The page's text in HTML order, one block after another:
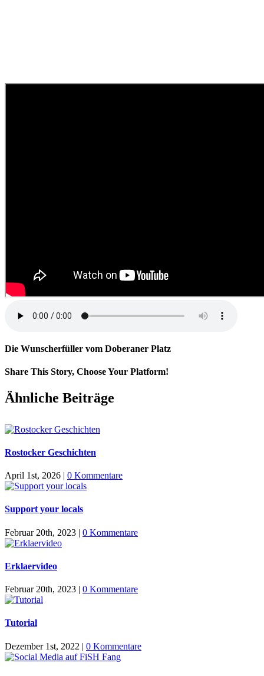
Die Wunscherfüller vom Doberaner Platz
Share This Story, Choose Your Platform!
Facebook
X
E-
Mail
Ähnliche Beiträge
Rostocker Geschichten
April 1st, 2026 | 0 Kommentare
Support your locals
Februar 20th, 2023 | 0 Kommentare
Erklaervideo
Februar 20th, 2023 | 0 Kommentare
Tutorial
Dezember 1st, 2022 | 0 Kommentare